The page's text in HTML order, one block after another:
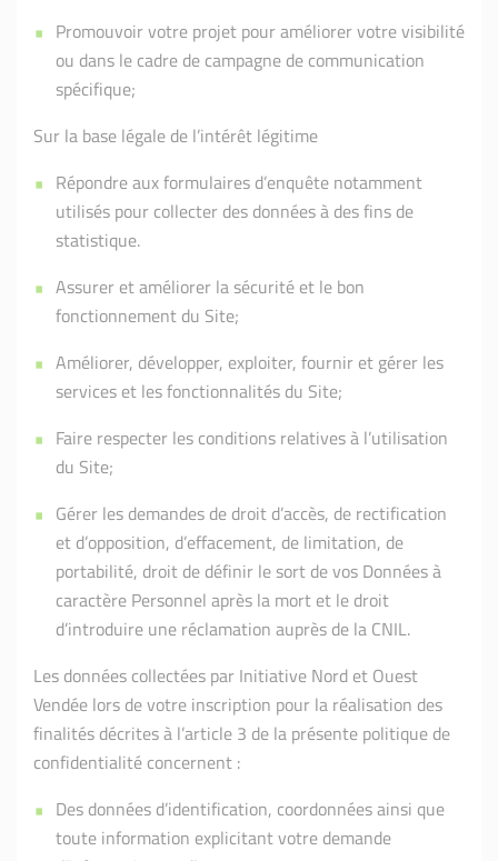
Promouvoir votre projet pour améliorer votre visibilité
ou dans le cadre de campagne de communication
spécifique;
Sur la base légale de l’intérêt légitime
Répondre aux formulaires d’enquête notamment
utilisés pour collecter des données à des fins de
statistique.
Assurer et améliorer la sécurité et le bon
fonctionnement du Site;
Améliorer, développer, exploiter, fournir et gérer les
services et les fonctionnalités du Site;
Faire respecter les conditions relatives à l’utilisation
du Site;
Gérer les demandes de droit d’accès, de rectification
et d’opposition, d’effacement, de limitation, de
portabilité, droit de définir le sort de vos Données à
caractère Personnel après la mort et le droit
d’introduire une réclamation auprès de la CNIL.
Les données collectées par Initiative Nord et Ouest
Vendée lors de votre inscription pour la réalisation des
finalités décrites à l’article 3 de la présente politique de
confidentialité concernent :
Des données d’identification, coordonnées ainsi que
toute information explicitant votre demande